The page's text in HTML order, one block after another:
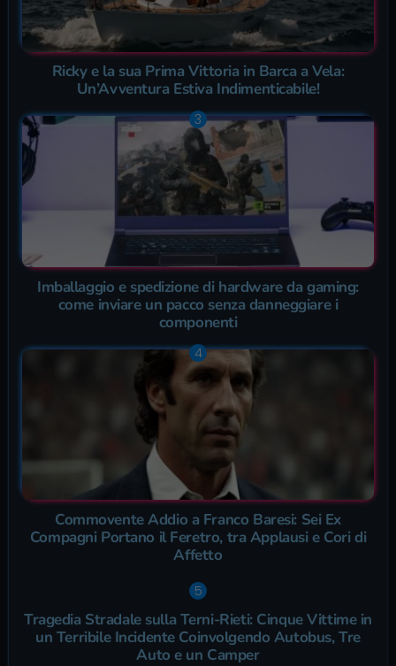
Ricky e la sua Prima Vittoria in Barca a Vela:
Un’Avventura Estiva Indimenticabile!
Imballaggio e spedizione di hardware da gaming:
come inviare un pacco senza danneggiare i
componenti
Commovente Addio a Franco Baresi: Sei Ex
Compagni Portano il Feretro, tra Applausi e Cori di
Affetto
Tragedia Stradale sulla Terni-Rieti: Cinque Vittime in
un Terribile Incidente Coinvolgendo Autobus, Tre
Auto e un Camper